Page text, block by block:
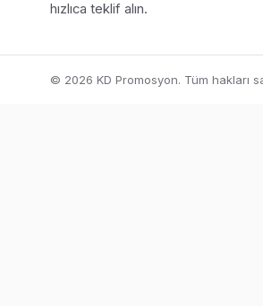
hızlıca teklif alın.
© 2026 KD Promosyon. Tüm hakları